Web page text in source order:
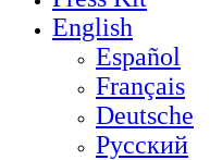
English
Español
Français
Deutsche
Pусский